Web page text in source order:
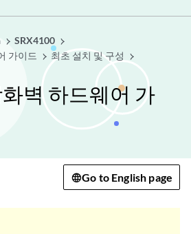
SRX4100
가이드
최초 설치 및 구성
벽 하드웨어 가
Go to English page